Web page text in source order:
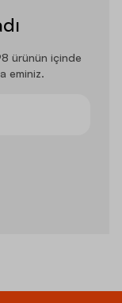
ürünün içinde
eminiz.